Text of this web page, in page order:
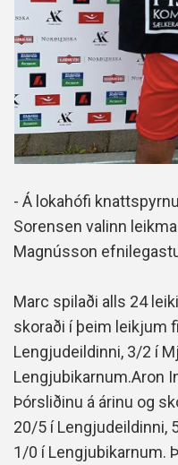
- Á lokahófi
Sorensen valinn
Magnússon
Marc spilaði alls 24
skoraði í þeim leikjum
Lengjudeildinni, 3/2 í
Lengjubikarnum.Aron
Þórsliðinu á árinu og
20/5 í Lengjudeildinni,
1/0 í Lengjubikarnum.